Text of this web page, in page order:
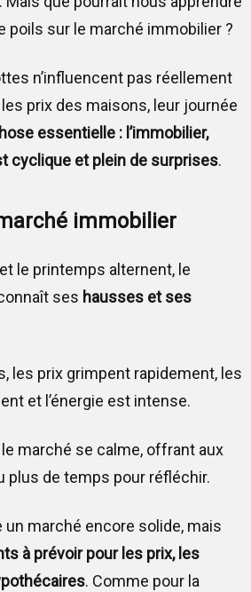
poils sur le marché immobilier ?
n’influencent pas réellement
les prix des maisons, leur journée
essentielle : l’immobilier,
cyclique et plein de surprises.
immobilier
le printemps alternent, le
ses hausses et ses
les prix grimpent rapidement, les
et l’énergie est intense.
le marché se calme, offrant aux
plus de temps pour réfléchir.
un marché encore solide, mais
à prévoir pour les prix, les
. Comme pour la